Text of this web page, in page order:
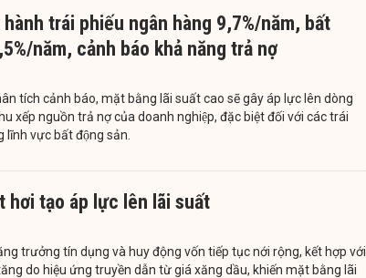
trái phiếu ngân hàng 9,7%/năm, bất
năm, cảnh báo khả năng trả nợ
tích cảnh báo, mặt bằng lãi suất cao sẽ gây áp lực lên dòng
xếp nguồn trả nợ của doanh nghiệp, đặc biệt đối với các trái
lĩnh vực bất động sản.
hơi tạo áp lực lên lãi suất
trưởng tín dụng và huy động vốn tiếp tục nới rộng, kết hợp với
do hiệu ứng truyền dẫn từ giá xăng dầu, khiến mặt bằng lãi